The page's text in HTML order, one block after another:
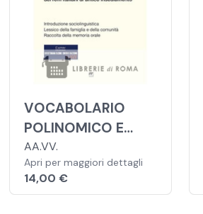
VOCABOLARIO
POLINOMICO E
SOCIALE ITALIANO-
ROMANÌ DEI ROM
ITALIANI DI ANTICO
AA.VV.
Apri per maggiori dettagli
14,00 €